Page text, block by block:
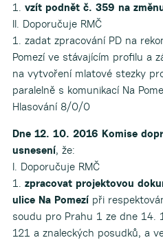
1. vzít podnět č. 359 na
II. Doporučuje RMČ
1. zadat zpracování PD na
Pomezí ve stávajícím profilu a
na vytvoření mlatové stezky
paralelně s komunikací Na
Hlasování 8/0/0
Dne 12. 10. 2016 Komise
usnesení, že:
I. Doporučuje RMČ
1. zpracovat projektovou
ulice Na Pomezípři
soudu pro Prahu 1 ze dne 14.
121 a znaleckých posudků, a